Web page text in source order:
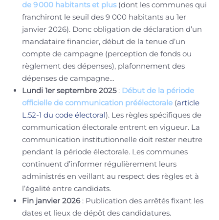
de 9 000 habitants et plus(dont les communes qui
franchiront le seuil des 9 000 habitants au 1er
janvier 2026). Donc obligation de déclaration d’un
mandataire financier, début de la tenue d’un
compte de campagne (perception de fonds ou
règlement des dépenses), plafonnement des
dépenses de campagne…
Lundi 1er septembre 2025: Début de la période
officielle de communication préélectorale (article
L.52-1 du code électoral). Les règles spécifiques de
communication électorale entrent en vigueur. La
communication institutionnelle doit rester neutre
pendant la période électorale. Les communes
continuent d’informer régulièrement leurs
administrés en veillant au respect des règles et à
l’égalité entre candidats.
Fin janvier 2026: Publication des arrêtés fixant les
dates et lieux de dépôt des candidatures.